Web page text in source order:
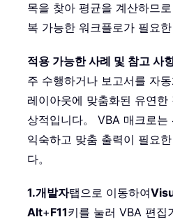
목을 찾아 평균을 계산하므
복 가능한 워크플로가 필요한
적용 가능한 사례 및 참고 사
주 수행하거나 보고서를 자
레이아웃에 맞춤화된 유연
상적입니다。 VBA 매크로
익숙하고 맞춤 출력이 필요
다。
1.개발자탭으로 이동하여
Alt+F11키를 눌러 VBA 편집